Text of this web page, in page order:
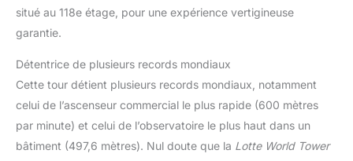
situé au 118e étage, pour une expérience vertigineuse
garantie.
Détentrice de plusieurs records mondiaux
Cette tour détient plusieurs records mondiaux, notamment
celui de l’ascenseur commercial le plus rapide (600 mètres
par minute) et celui de l’observatoire le plus haut dans un
bâtiment (497,6 mètres). Nul doute que la Lotte World Tower